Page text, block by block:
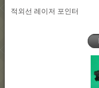
적외선 레이저 포인터